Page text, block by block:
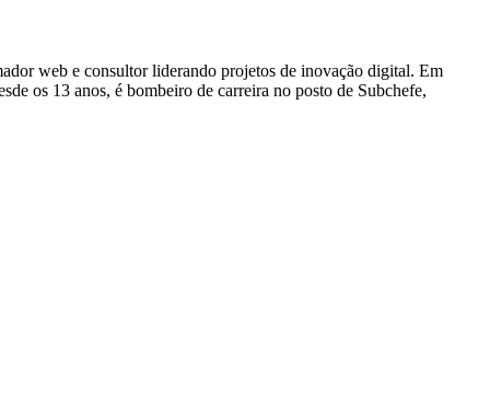
web e consultor liderando projetos de inovação digital. Em
os 13 anos, é bombeiro de carreira no posto de Subchefe,